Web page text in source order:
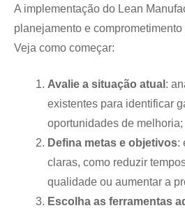
A implementação do Lean
planejamento e
Veja como começar:
Avalie a situação atual :
existentes para identificar
oportunidades de melhoria;
Defina metas e objetivos:
claras, como reduzir
qualidade ou aumentar a
Escolha as ferramentas